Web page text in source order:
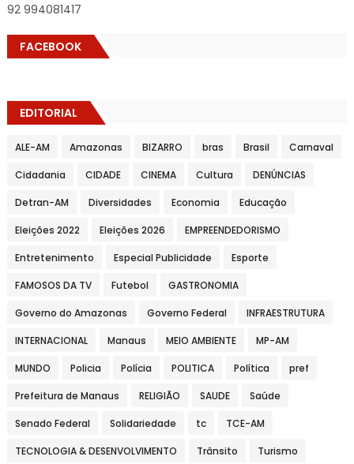
92 994081417
FACEBOOK
EDITORIAL
ALE-AM Amazonas BIZARRO bras Brasil Carnaval
Cidadania CIDADE CINEMA Cultura DENÚNCIAS
Detran-AM Diversidades Economia Educação
Eleições 2022 Eleições 2026 EMPREENDEDORISMO
Entretenimento Especial Publicidade Esporte
FAMOSOS DA TV Futebol GASTRONOMIA
Governo do Amazonas Governo Federal INFRAESTRUTURA
INTERNACIONAL Manaus MEIO AMBIENTE MP-AM
MUNDO Policia Polícia POLITICA Política pref
Prefeitura de Manaus RELIGIÃO SAUDE Saúde
Senado Federal Solidariedade tc TCE-AM
TECNOLOGIA & DESENVOLVIMENTO Trânsito Turismo